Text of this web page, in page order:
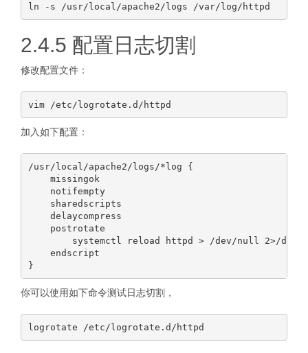
2.4.5 配置日志切割
修改配置文件：
加入如下配置：
/usr/local/apache2/logs/*log {
    missingok
    notifempty
    sharedscripts
    delaycompress
    postrotate
systemctl reload httpd > /dev/null 2>/dev/
    endscript
你可以使用如下命令测试日志切割，